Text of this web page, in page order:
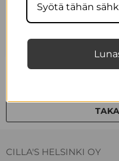
kaupan
CILLA'S HELSINKI OY